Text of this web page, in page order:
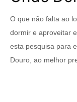
O que não falta ao
dormir e aproveitar
esta pesquisa para
Douro, ao melhor